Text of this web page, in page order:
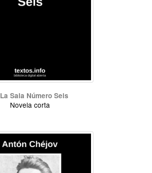
La Sala Número Seis
Novela corta